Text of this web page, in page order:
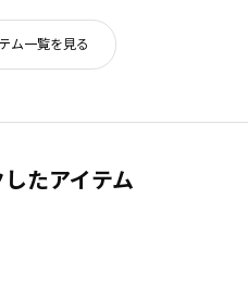
ム一覧を見る
たアイテム